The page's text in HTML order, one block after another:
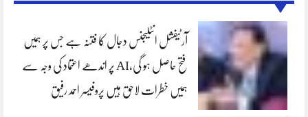
آرٹیفشل انٹلیجنس دجال کا فتنہ ہے جس پر ہمیں
فتح حاصل ہو گی،AI پر اندھے اعتماد کی وجہ سے
ہمیں خطرات لاحق ہیں پروفیسر احمد رفیق